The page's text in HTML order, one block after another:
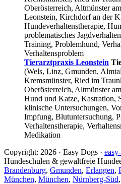
Oberösterreich, Altmünster
Leonstein, Kirchdorf an der
Hundeverhaltenstherapie,
problematisches
Training, Problemhund,
Verhaltensproblem
Tierarztpraxis Leonstein
(Wels, Linz, Gmunden,
Kremsmünster, Ried im
Oberösterreich, Altmünster
Hund und Katze, Kastration,
klinische Untersuchungen,
Impfung, Blutuntersuchung,
Verhaltenstherapie,
Medikation
Copyright: 2026 · Easy Dogs ·
Hundeschulen & gewaltfreie
Brandenburg, Gmunden, Erlangen,
München, München, Nürnberg-Süd,